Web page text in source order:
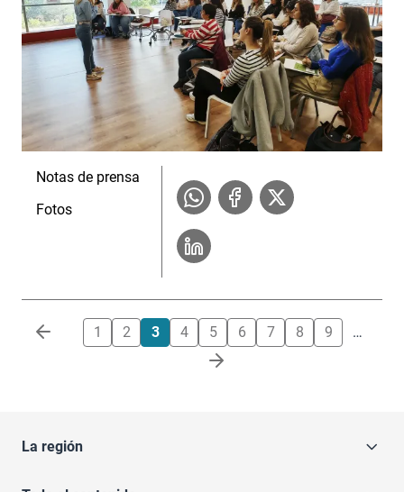
Notas de prensa
Fotos
Paginación 1 2 3 4 5 6 7 8 9 …
La región